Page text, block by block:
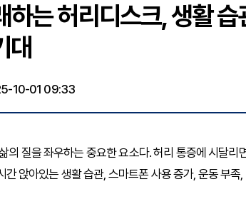
하는 허리디스크, 생활 습
대
10-01 09:33
질을 좌우하는 중요한 요소다. 허리 통증에 시달리
간 앉아있는 생활 습관, 스마트폰 사용 증가, 운동 부